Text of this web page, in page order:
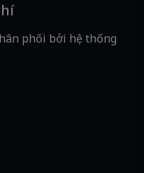
phối bởi hệ thống